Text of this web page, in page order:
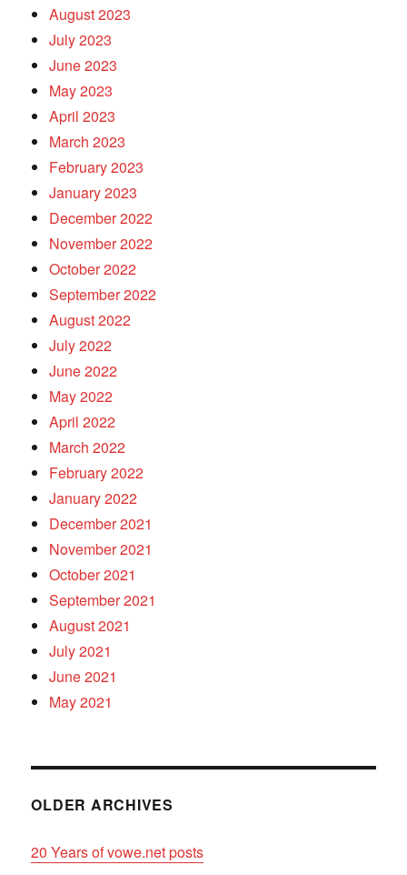
August 2023
July 2023
June 2023
May 2023
April 2023
March 2023
February 2023
January 2023
December 2022
November 2022
October 2022
September 2022
August 2022
July 2022
June 2022
May 2022
April 2022
March 2022
February 2022
January 2022
December 2021
November 2021
October 2021
September 2021
August 2021
July 2021
June 2021
May 2021
OLDER ARCHIVES
20 Years of vowe.net posts